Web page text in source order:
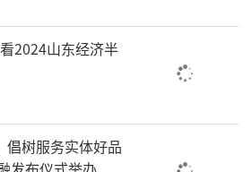
2024山东经济半
倡树服务实体好品